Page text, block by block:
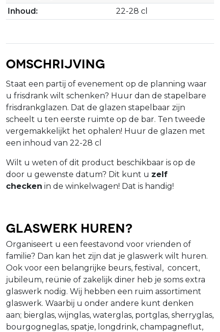
Inhoud:
22-28 cl
Omschrijving
Staat een partij of evenement op de planning waar
u frisdrank wilt schenken? Huur dan de stapelbare
frisdrankglazen. Dat de glazen stapelbaar zijn
scheelt u ten eerste ruimte op de bar. Ten tweede
vergemakkelijkt het ophalen! Huur de glazen met
een inhoud van 22-28 cl
Wilt u weten of dit product beschikbaar is op de
door u gewenste datum? Dit kunt u zelf
checken in de winkelwagen! Dat is handig!
Glaswerk huren?
Organiseert u een feestavond voor vrienden of
familie? Dan kan het zijn dat je glaswerk wilt huren.
Ook voor een belangrijke beurs, festival, concert,
jubileum, reünie of zakelijk diner heb je soms extra
glaswerk nodig. Wij hebben een ruim assortiment
glaswerk. Waarbij u onder andere kunt denken
aan; bierglas, wijnglas, waterglas, portglas, sherryglas,
bourgogneglas, spatje, longdrink, champagneflut,